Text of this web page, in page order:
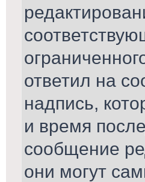
ответил на
надпись,
и время
сообщение
они могут